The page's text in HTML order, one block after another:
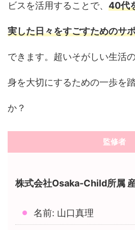
ビスを活用することで、 40代
実した日々をすごすためのサ
できます。超いそがしい生活
身を大切にするための一歩を
か？
監修者
株式会社Osaka-Child所属
名前: 山口真理